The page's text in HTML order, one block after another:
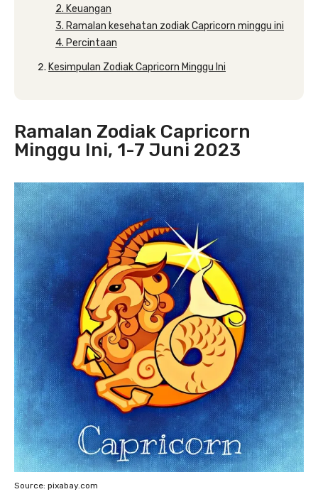
2. Keuangan
3. Ramalan kesehatan zodiak Capricorn minggu ini
4. Percintaan
Kesimpulan Zodiak Capricorn Minggu Ini
Ramalan Zodiak Capricorn
Minggu Ini, 1-7 Juni 2023
Source: pixabay.com